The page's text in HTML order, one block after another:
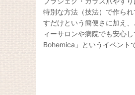
特別な方法（技法）で作ら
すだけという簡便さに加え
ィーサロンや病院でも安心
Bohemica」というイベント